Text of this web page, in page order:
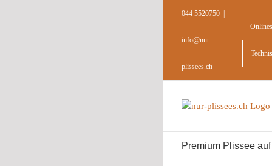
044 5520750
info@nur-
plissees.ch
Premium Plissee